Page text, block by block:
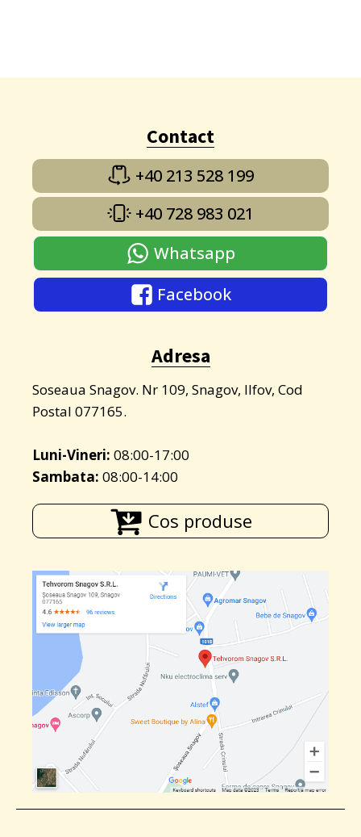
Contact
+40 213 528 199
+40 728 983 021
Whatsapp
Facebook
Adresa
Soseaua Snagov. Nr 109, Snagov, Ilfov, Cod
Postal 077165.
Luni-Vineri: 08:00-17:00
Sambata: 08:00-14:00
Cos produse